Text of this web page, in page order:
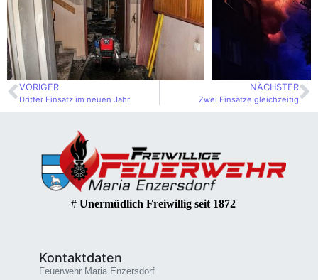
VORIGER
Dritter Einsatz im neuen Jahr
NÄCHSTER
Zwei Einsätze gleichzeitig
# Unermüdlich Freiwillig seit 1872
Kontaktdaten
Feuerwehr Maria Enzersdorf